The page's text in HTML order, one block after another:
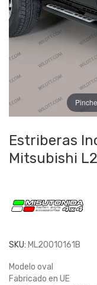
Estriberas
Mitsubishi
SKU: ML20010161B
Modelo oval
Fabricado en UE